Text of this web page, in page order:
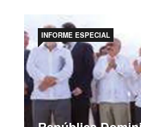
INFORME ESPECIAL